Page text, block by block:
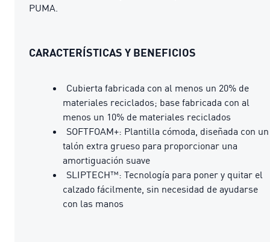
PUMA.
CARACTERÍSTICAS Y BENEFICIOS
Cubierta fabricada con al menos un 20% de
materiales reciclados; base fabricada con al
menos un 10% de materiales reciclados
SOFTFOAM+: Plantilla cómoda, diseñada con un
talón extra grueso para proporcionar una
amortiguación suave
SLIPTECH™: Tecnología para poner y quitar el
calzado fácilmente, sin necesidad de ayudarse
con las manos